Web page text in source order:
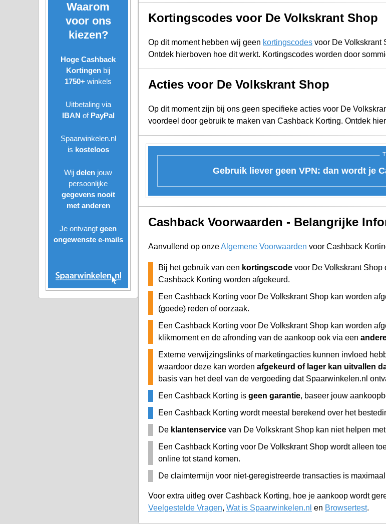
Waarom
voor ons
kiezen?
Hoge Cashback
Kortingen bij
1750+ winkels
Uitbetaling via
IBAN of PayPal
Spaarwinkelen.nl
is kosteloos
Wij delen jouw
persoonlijke
gegevens nooit
met anderen
Je ontvangt geen
ongewenste e-mails
Kortingscodes voor De Volkskrant Shop
Op dit moment hebben wij geen kortingscodes voor De Volkskrant
Ontdek hierboven hoe dit werkt. Kortingscodes worden door
Acties voor De Volkskrant Shop
Op dit moment zijn bij ons geen specifieke acties voor De
voordeel door gebruik te maken van Cashback Korting. Ontdek
Gebruik liever geen VPN: dan wordt je
Cashback Voorwaarden - Belangrijke
Aanvullend op onzeAlgemene Voorwaarden voor Cashback
Bij het gebruik van een kortingscode voor De Volkskrant
Cashback Korting worden afgekeurd.
Een Cashback Korting voor De Volkskrant Shop kan worden
(goede) reden of oorzaak.
Een Cashback Korting voor De Volkskrant Shop kan worden
klikmoment en de afronding van de aankoop ook via een
Externe verwijzingslinks of marketingacties kunnen invloed
waardoor deze kan worden afgekeurd of lager kan uitvallen
basis van het deel van de vergoeding dat Spaarwinkelen.nl
Een Cashback Korting is geen garantie, baseer jouw
Een Cashback Korting wordt meestal berekend over het
De klantenservice van De Volkskrant Shop kan niet helpen
Een Cashback Korting voor De Volkskrant Shop wordt alleen
online tot stand komen.
De claimtermijn voor niet-geregistreerde transacties is maximaal
Voor extra uitleg over Cashback Korting, hoe je aankoop wordt
Veelgestelde Vragen, Wat is Spaarwinkelen.nl en Browsertest.